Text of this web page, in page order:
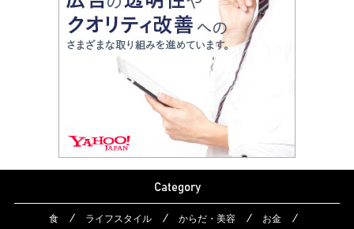
Category
食 ライフスタイル からだ・美容 お金